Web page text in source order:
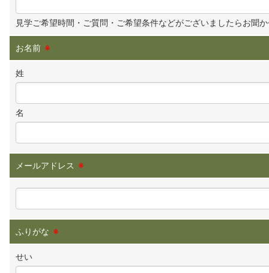
見学ご希望時間・ご質問・ご希望条件などがございましたらお聞
お名前 ※
姓
名
メールアドレス ※
ふりがな ※
せい